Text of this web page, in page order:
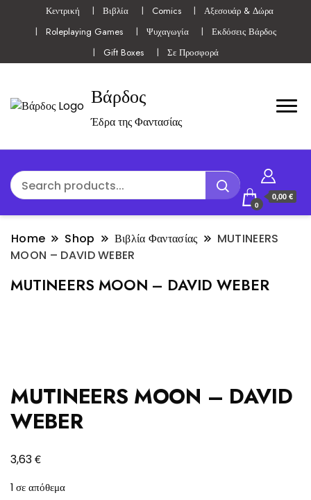
Κεντρική Βιβλία Comics
Αξεσουάρ & Δώρα
Roleplaying Games
Ψυχαγωγία
Εκδόσεις Βάρδος
Gift Boxes
Σε Προσφορά
Βάρδος
Έδρα της Φαντασίας
0
0,00 €
Home Shop Βιβλία Φαντασίας
MUTINEERS
MOON – DAVID WEBER
MUTINEERS MOON – DAVID WEBER
MUTINEERS MOON – DAVID
WEBER
3,63€
1 σε απόθεμα